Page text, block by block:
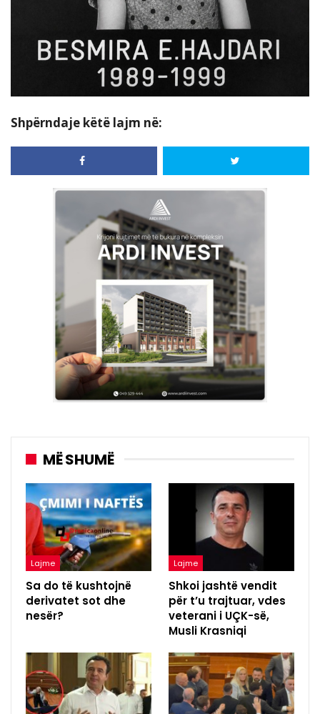
Shpërndaje këtë lajm në:
MË SHUMË
Lajme
Sa do të kushtojnë
derivatet sot dhe
nesër?
Lajme
Shkoi jashtë vendit
për t’u trajtuar, vdes
veterani i UÇK-së,
Musli Krasniqi